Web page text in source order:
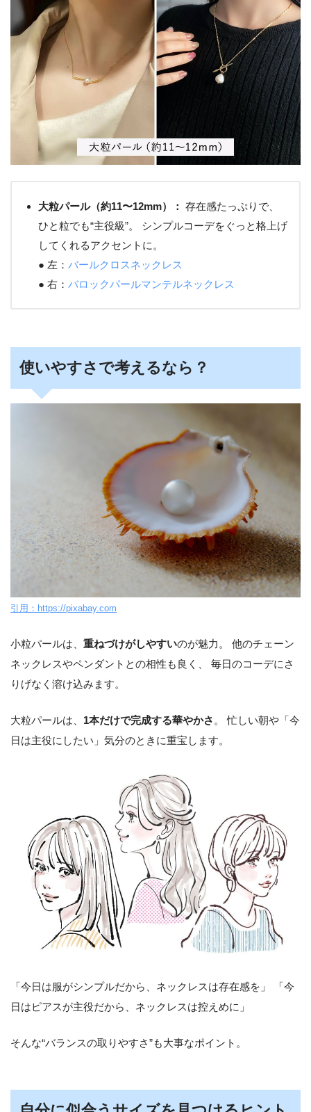
大粒パール（約11〜12mm）： 存在感たっぷりで、
ひと粒でも“主役級”。 シンプルコーデをぐっと格上げ
してくれるアクセントに。
● 左：バールクロスネックレス
● 右：バロックパールマンテルネックレス
使いやすさで考えるなら？
引用：https://pixabay.com
小粒パールは、 重ねづけがしやすいのが魅力。 他のチェーン
ネックレスやペンダントとの相性も良く、 毎日のコーデにさ
りげなく溶け込みます。
大粒パールは、 1本だけで完成する華やかさ 。 忙しい朝や「今
日は主役にしたい」気分のときに重宝します。
「今日は服がシンプルだから、ネックレスは存在感を」 「今
日はピアスが主役だから、ネックレスは控えめに」
そんな“バランスの取りやすさ”も大事なポイント。